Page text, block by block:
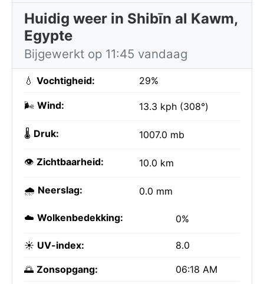
Huidig weer in Shibīn al Kawm,
Egypte
Bijgewerkt op 11:45 vandaag
💧 Vochtigheid: 29%
🌬️ Wind: 13.3 kph (308°)
🌡️ Druk: 1007.0 mb
👁️ Zichtbaarheid: 10.0 km
🌧️ Neerslag: 0.0 mm
☁️ Wolkenbedekking: 0%
☀️ UV-index: 8.0
🌅 Zonsopgang: 06:18 AM